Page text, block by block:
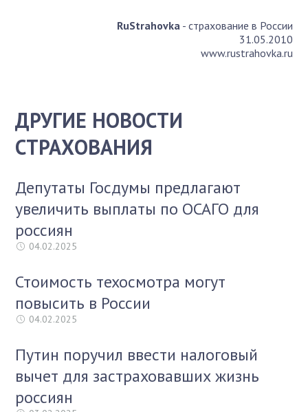
RuStrahovka- страхование в России
31.05.2010
www.rustrahovka.ru
ДРУГИЕ НОВОСТИ
СТРАХОВАНИЯ
Депутаты Госдумы предлагают
увеличить выплаты по ОСАГО для
россиян
04.02.2025
Стоимость техосмотра могут
повысить в России
04.02.2025
Путин поручил ввести налоговый
вычет для застраховавших жизнь
россиян